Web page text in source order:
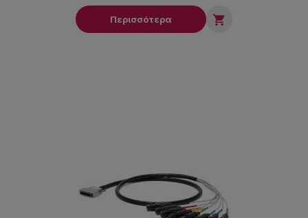
Περισσότερα 